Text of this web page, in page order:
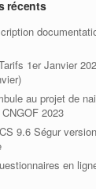
récents
1er Janvier
au projet de
2023
9.6 Ségur
en